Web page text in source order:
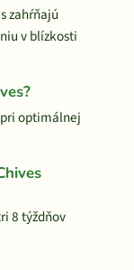
zahŕňajú
v blízkosti
optimálnej
8 týždňov